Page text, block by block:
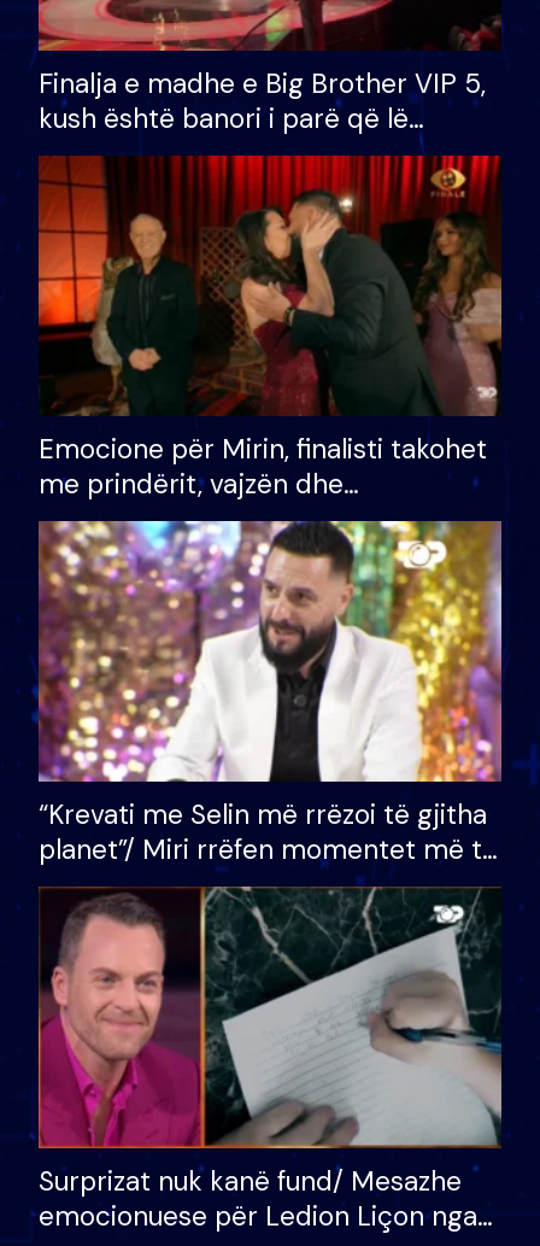
Finalja e madhe e Big Brother VIP 5,
kush është banori i parë që lë
shtëpinë dhe humb mundësinë për
të fituar çmimin e madh
Emocione për Mirin, finalisti takohet
me prindërit, vajzën dhe
bashkëshorten: S’kemi ndonjë letër
divorci apo jo?
“Krevati me Selin më rrëzoi të gjitha
planet”/ Miri rrëfen momentet më të
bukura në shtëpinë e BB VIP: Do më
mungojë zilja e mëngjesit kur…
Surprizat nuk kanë fund/ Mesazhe
emocionuese për Ledion Liçon nga